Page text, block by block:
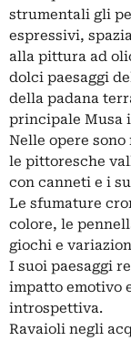
strumentali gli
espressivi,
alla pittura ad
dolci paesaggi
della padana
principale Musa
Nelle opere
le pittoresche
con canneti e i
Le sfumature
colore, le
giochi e
I suoi paesaggi
impatto emotivo
introspettiva.
Ravaioli negli